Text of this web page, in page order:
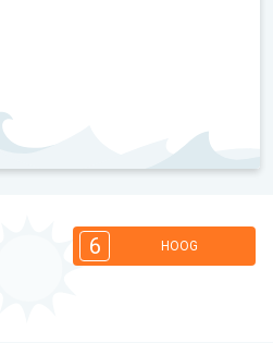
6 HOOG